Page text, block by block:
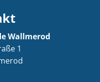
Wallmerod
1